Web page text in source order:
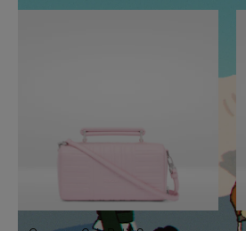
VIDÉO
PAUSE,
APPUYEZ
SUR
SON
DÉSACTIVÉ.
VEUILLEZ